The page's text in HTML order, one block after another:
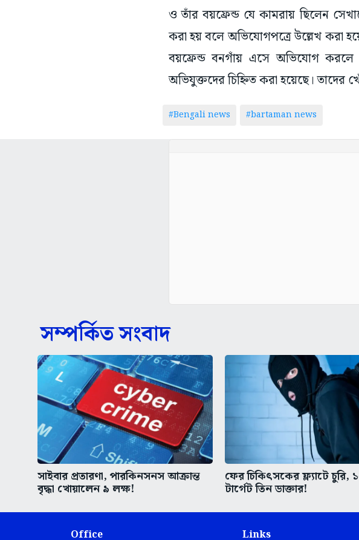
ও তাঁর বয়ফ্রেন্ড যে কামরায় ছিলেন
করা হয় বলে অভিযোগপত্রে উল্লেখ করা
বয়ফ্রেন্ড বনগাঁয় এসে অভিযোগ
অভিযুক্তদের চিহ্নিত করা হয়েছে। তাদের
#Bengali news #bartaman news
সম্পর্কিত সংবাদ
সাইবার প্রতারণা, পারকিনসনস আক্রান্ত
বৃদ্ধা খোয়ালেন ৯ লক্ষ!
ফের চিকিৎসকের ফ্ল্যাটে চুরি,
টার্গেট তিন ডাক্তার!
Office Links